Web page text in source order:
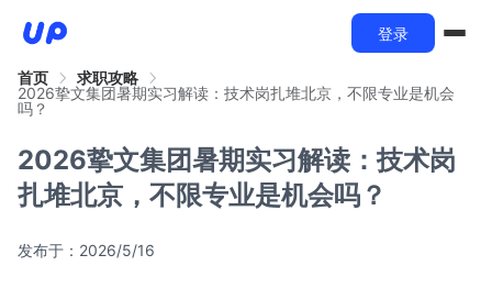
登录
首页
求职攻略
2026挚文集团暑期实习解读：技术岗扎堆北京，不限专业是机会
吗？
2026挚文集团暑期实习解读：技术岗
扎堆北京，不限专业是机会吗？
发布于： 2026/5/16